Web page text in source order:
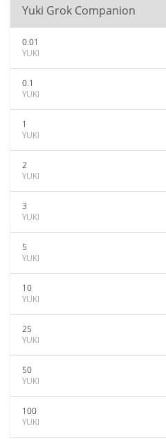
Yuki Grok Companion
0.01
YUKI
0.1
YUKI
1
YUKI
2
YUKI
3
YUKI
5
YUKI
10
YUKI
25
YUKI
50
YUKI
100
YUKI